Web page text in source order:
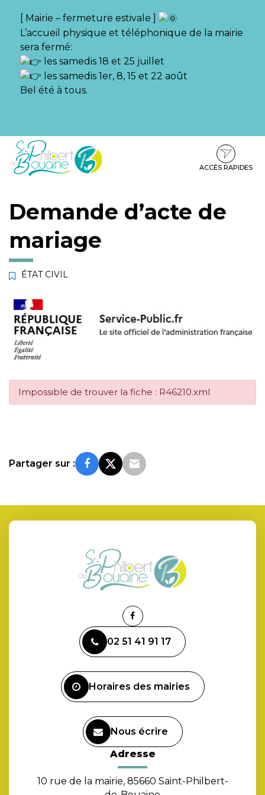
[ Mairie – fermeture estivale ]
L’accueil physique et téléphonique de la mairie
sera fermé:
les samedis 18 et 25 juillet
les samedis 1er, 8, 15 et 22 août
Bel été à tous.
Aller
Aller
contenu
Aller
pied
ACCÈS RAPIDES
Demande d’acte de
mariage
ÉTAT CIVIL
Impossible de trouver la fiche : R46210.xml
Partager sur :
Lien
le
compte
02 51 41 91 17
Horaires des mairies
Nous écrire
Adresse
10 rue de la mairie, 85660 Saint-Philbert-